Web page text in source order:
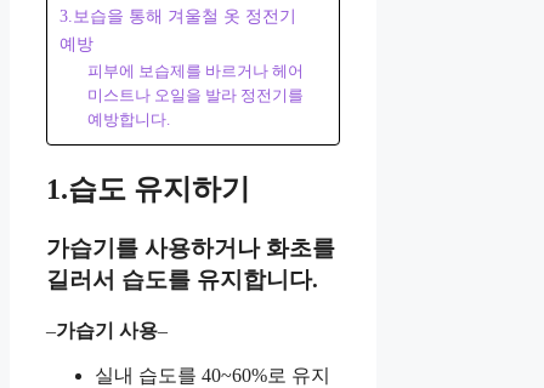
3.보습을 통해 겨울철 옷 정전기
예방
피부에 보습제를 바르거나 헤어
미스트나 오일을 발라 정전기를
예방합니다.
1.습도 유지하기
가습기를 사용하거나 화초를
길러서 습도를 유지합니다.
–가습기 사용–
실내 습도를 40~60%로 유지